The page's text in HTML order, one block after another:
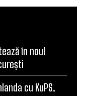
în noul